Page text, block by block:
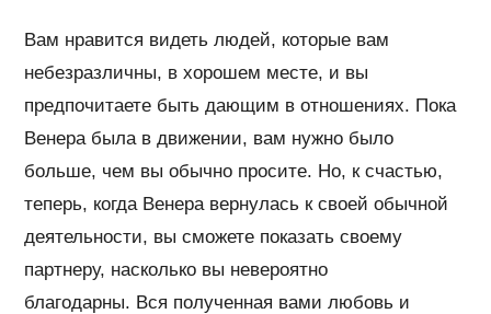
Вам нравится видеть людей, которые вам
небезразличны, в хорошем месте, и вы
предпочитаете быть дающим в отношениях. Пока
Венера была в движении, вам нужно было
больше, чем вы обычно просите. Но, к счастью,
теперь, когда Венера вернулась к своей обычной
деятельности, вы сможете показать своему
партнеру, насколько вы невероятно
благодарны. Вся полученная вами любовь и